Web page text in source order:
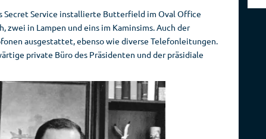
Secret Service installierte Butterfield im Oval Office
zwei in Lampen und eins im Kaminsims. Auch der
ausgestattet, ebenso wie diverse Telefonleitungen.
private Büro des Präsidenten und der präsidiale